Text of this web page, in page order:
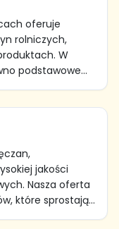
oferuje
rolniczych,
W
podstawowe...
jakości
Nasza oferta
które sprostają...